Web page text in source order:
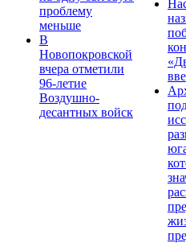
проблему
меньше
В
Новопокровской
вчера отметили
96-летие
Воздушно-
десантных войск